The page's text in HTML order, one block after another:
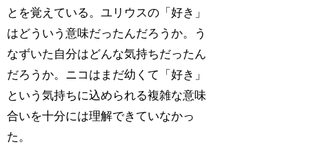
とを覚えている。ユリウスの「好き」
はどういう意味だったんだろうか。う
なずいた自分はどんな気持ちだったん
だろうか。ニコはまだ幼くて「好き」
という気持ちに込められる複雑な意味
合いを十分には理解できていなかっ
た。